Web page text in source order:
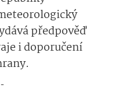
předpověď
i doporučení